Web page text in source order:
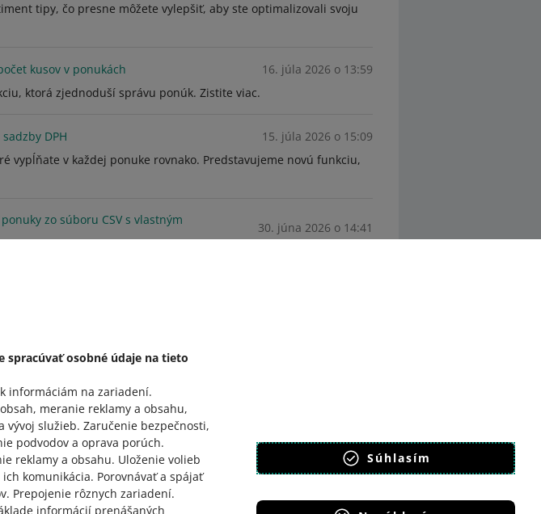
spracúvať osobné údaje na tieto
informáciám na zariadení.
meranie reklamy a obsahu,
vývoj služieb. Zaručenie bezpečnosti,
podvodov a oprava porúch.
reklamy a obsahu. Uloženie volieb
komunikácia. Porovnávať a spájať
. Prepojenie rôznych zariadení.
informácií prenášaných
Súhlasím
tipy, čo presne môžete vylepšiť, aby ste optimalizovali svoju
kusov v ponukách
16. júla 2026 o 13:59
ktorá zjednoduší správu ponúk. Zistite viac.
DPH
15. júla 2026 o 15:09
vypĺňate v každej ponuke rovnako. Predstavujeme novú funkciu,
zo súboru CSV s vlastným
30. júna 2026 o 14:41